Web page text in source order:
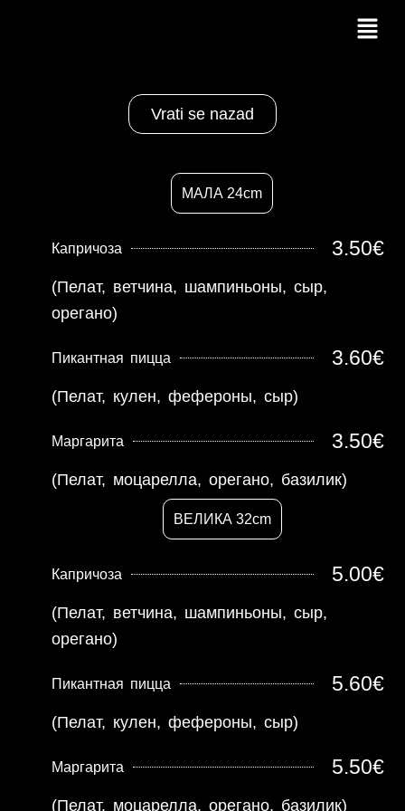
Vrati se nazad
МАЛА 24cm
Капричоза 3.50€
(Пелат, ветчина, шампиньоны, сыр,
орегано)
Пикантная пицца 3.60€
(Пелат, кулен, фефероны, сыр)
Маргарита 3.50€
(Пелат, моцарелла, орегано, базилик)
ВЕЛИКА 32cm
Капричоза 5.00€
(Пелат, ветчина, шампиньоны, сыр,
орегано)
Пикантная пицца 5.60€
(Пелат, кулен, фефероны, сыр)
Маргарита 5.50€
(Пелат, моцарелла, орегано, базилик)